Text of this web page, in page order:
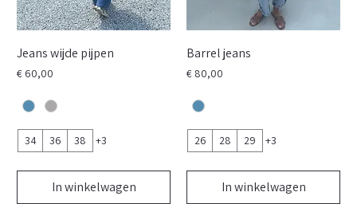
Jeans wijde pijpen
Prijs
€ 60,00
34 36 38 +3
In winkelwagen
Barrel jeans
Prijs
€ 80,00
26 28 29 +3
In winkelwagen